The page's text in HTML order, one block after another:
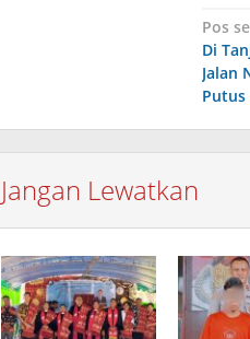
pos
Pos
Di
Jalan
Putus
Jangan Lewatkan